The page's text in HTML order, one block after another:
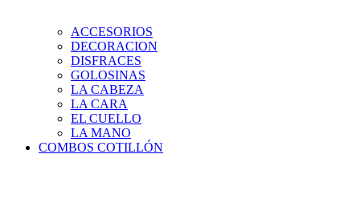
ACCESORIOS
DECORACION
DISFRACES
GOLOSINAS
LA CABEZA
LA CARA
EL CUELLO
LA MANO
COMBOS COTILLÓN